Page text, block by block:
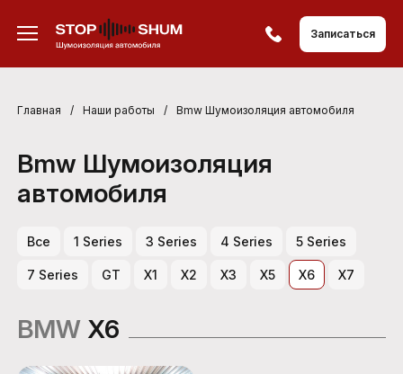
Записаться
Главная / Наши работы / Bmw Шумоизоляция автомобиля
Bmw Шумоизоляция
автомобиля
Все 1 Series 3 Series 4 Series 5 Series
7 Series GT X1 X2 X3 X5 X6 X7
BMW X6